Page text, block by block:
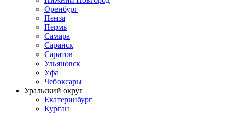
Оренбург
Пенза
Пермь
Самара
Саранск
Саратов
Ульяновск
Уфа
Чебоксары
Уральский округ
Екатеринбург
Курган